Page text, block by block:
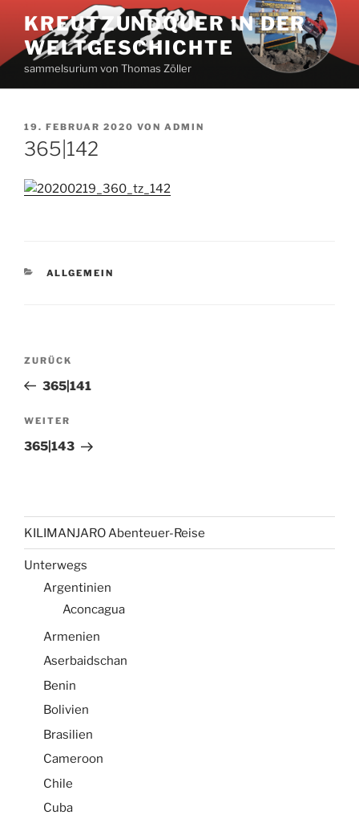
Inhalt
springen
KREUTZUNDQUER IN DER
WELTGESCHICHTE
sammelsurium von Thomas Zöller
VERÖFFENTLICHT
AM
19. FEBRUAR 2020 VON ADMIN
365|142
KATEGORIEN
ALLGEMEIN
Beitragsnavigation
Vorheriger
Beitrag
ZURÜCK
365|141
Nächster
Beitrag
WEITER
365|143
KILIMANJARO Abenteuer-Reise
Unterwegs
Argentinien
Aconcagua
Armenien
Aserbaidschan
Benin
Bolivien
Brasilien
Cameroon
Chile
Cuba